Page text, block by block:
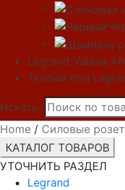
Legrand Valena
Теплый пол
Искать:
Home / Силовые
КАТАЛОГ ТОВАРОВ
УТОЧНИТЬ РАЗДЕЛ
Legrand